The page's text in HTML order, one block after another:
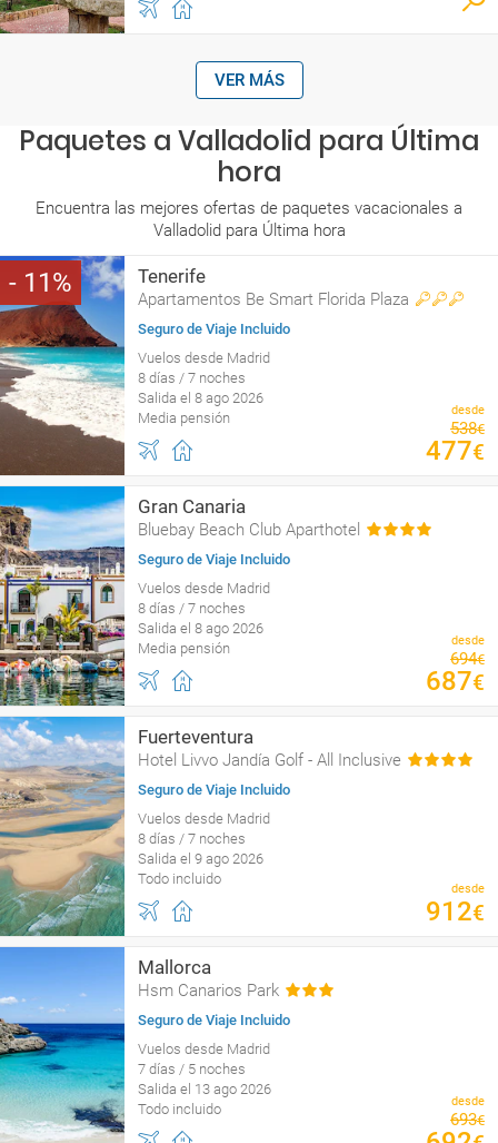
VER MÁS
Paquetes a Valladolid para Última
hora
Encuentra las mejores ofertas de paquetes vacacionales a
Valladolid para Última hora
11 Tenerife
Apartamentos Be Smart Florida Plaza
Seguro de Viaje Incluido
Vuelos desde Madrid
8 días / 7 noches
Salida el 8 ago 2026
Media pensión
desde
538€
477€
Gran Canaria
Bluebay Beach Club Aparthotel
Seguro de Viaje Incluido
Vuelos desde Madrid
8 días / 7 noches
Salida el 8 ago 2026
Media pensión
desde
694€
687€
Fuerteventura
Hotel Livvo Jandía Golf - All Inclusive
Seguro de Viaje Incluido
Vuelos desde Madrid
8 días / 7 noches
Salida el 9 ago 2026
Todo incluido
desde
912€
Mallorca
Hsm Canarios Park
Seguro de Viaje Incluido
Vuelos desde Madrid
7 días / 5 noches
Salida el 13 ago 2026
Todo incluido
desde
693€